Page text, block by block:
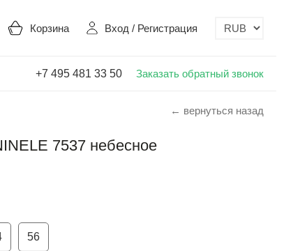
Корзина Вход / Регистрация
+7 495 481 33 50 Заказать обратный звонок
← вернуться назад
7537 небесное
56